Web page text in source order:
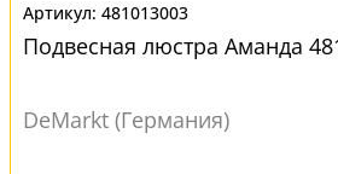
481013003
Подвесная люстра Аманда
DeMarkt (Германия)